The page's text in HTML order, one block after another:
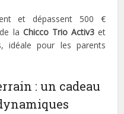
et dépassent 500 €
la Chicco Trio Activ3et
idéale pour les parents
: un cadeau